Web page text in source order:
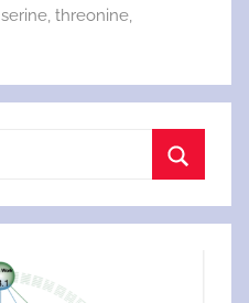
serine, threonine,